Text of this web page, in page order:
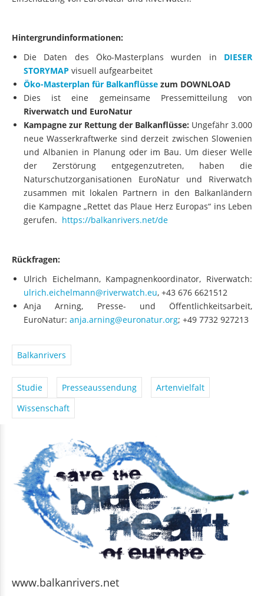
Hintergrundinformationen:
Die Daten des Öko-Masterplans wurden in DIESER
STORYMAP visuell aufgearbeitet
Öko-Masterplan für Balkanflüsse zum DOWNLOAD
Dies ist eine gemeinsame Pressemitteilung von
Riverwatch und EuroNatur
Kampagne zur Rettung der Balkanflüsse: Ungefähr 3.000
neue Wasserkraftwerke sind derzeit zwischen Slowenien
und Albanien in Planung oder im Bau. Um dieser Welle
der Zerstörung entgegenzutreten, haben die
Naturschutzorganisationen EuroNatur und Riverwatch
zusammen mit lokalen Partnern in den Balkanländern
die Kampagne „Rettet das Plaue Herz Europas“ ins Leben
gerufen. https://balkanrivers.net/de
Rückfragen:
Ulrich Eichelmann, Kampagnenkoordinator, Riverwatch:
ulrich.eichelmann@riverwatch.eu, +43 676 6621512
Anja Arning, Presse- und Öffentlichkeitsarbeit,
EuroNatur: anja.arning@euronatur.org; +49 7732 927213
Balkanrivers
Studie Presseaussendung
Artenvielfalt
Wissenschaft
www.balkanrivers.net